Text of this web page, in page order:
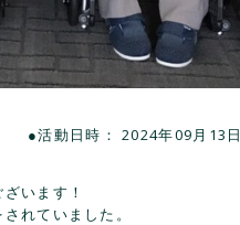
●活動日時： 2024年09月13日
います！
れていました。